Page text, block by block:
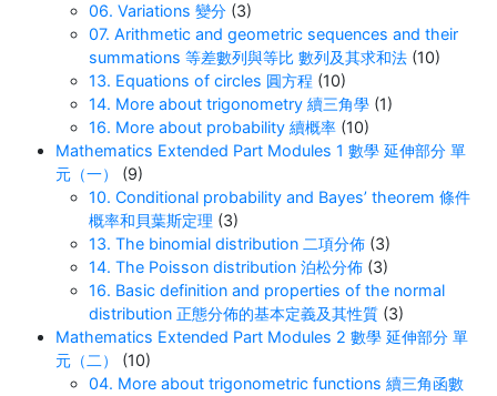
06. Variations 變分 (3)
07. Arithmetic and geometric sequences and their
summations 等差數列與等比 數列及其求和法 (10)
13. Equations of circles 圓方程 (10)
14. More about trigonometry 續三角學 (1)
16. More about probability 續概率 (10)
Mathematics Extended Part Modules 1 數學 延伸部分 單
元（一）
(9)
10. Conditional probability and Bayes’ theorem 條件
概率和貝葉斯定理 (3)
13. The binomial distribution 二項分佈 (3)
14. The Poisson distribution 泊松分佈 (3)
16. Basic definition and properties of the normal
distribution 正態分佈的基本定義及其性質 (3)
Mathematics Extended Part Modules 2 數學 延伸部分 單
元（二）
(10)
04. More about trigonometric functions 續三角函數